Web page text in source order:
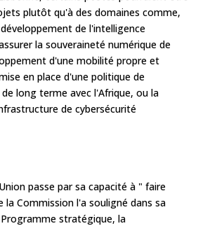
plutôt qu'à des domaines comme,
de l'intelligence
la souveraineté numérique de
d'une mobilité propre et
en place d'une politique de
long terme avec l'Afrique, ou la
de cybersécurité
passe par sa capacité à " faire
la Commission l'a souligné dans sa
stratégique, la